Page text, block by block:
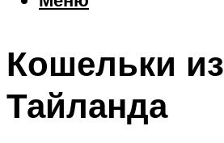
Шоппинг
Что посетить
Кошельки из
Тайланда